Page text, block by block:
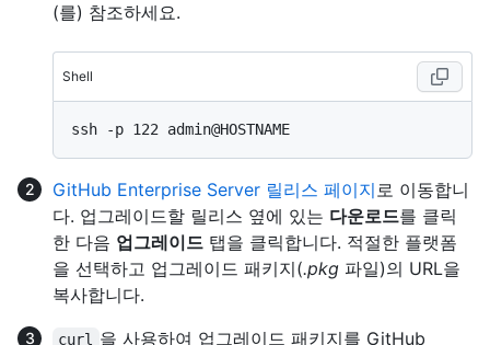
(를) 참조하세요.
Shell
GitHub Enterprise Server 릴리스 페이지로 이동합니
다. 업그레이드할 릴리스 옆에 있는 다운로드를 클릭
한 다음 업그레이드 탭을 클릭합니다. 적절한 플랫폼
을 선택하고 업그레이드 패키지(.pkg 파일)의 URL을
복사합니다.
curl
을 사용하여 업그레이드 패키지를 GitHub